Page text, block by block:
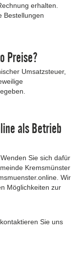
erhalten.
Bestellungen
Preise?
Umsatzsteuer,
als Betrieb
Sie sich dafür
Kremsmünster
Wir
Möglichkeiten zur
Sie uns